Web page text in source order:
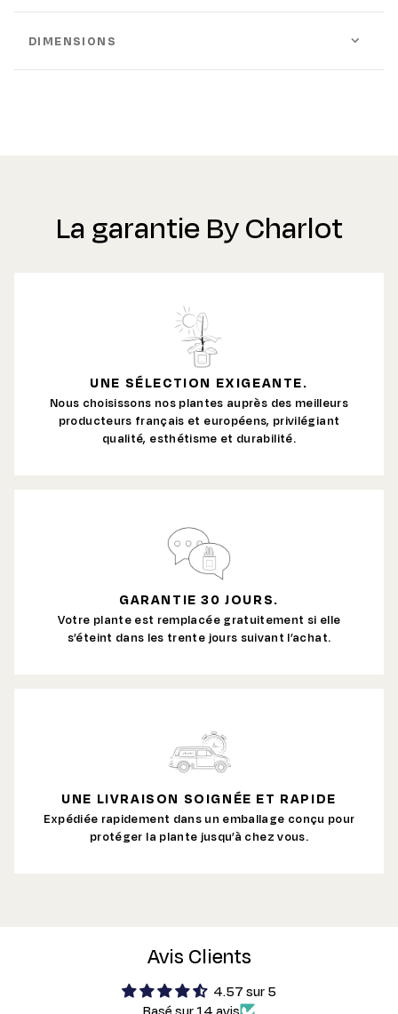
DIMENSIONS
La garantie By Charlot
UNE SÉLECTION EXIGEANTE.
Nous choisissons nos plantes auprès des meilleurs
producteurs français et européens, privilégiant
qualité, esthétisme et durabilité.
GARANTIE 30 JOURS.
Votre plante est remplacée gratuitement si elle
s’éteint dans les trente jours suivant l’achat.
UNE LIVRAISON SOIGNÉE ET RAPIDE
Expédiée rapidement dans un emballage conçu pour
protéger la plante jusqu’à chez vous.
Avis Clients
4.57 sur 5